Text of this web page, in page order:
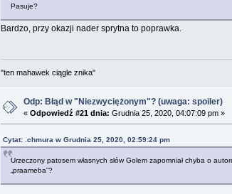
Pasuje?
Bardzo, przy okazji nader sprytna to poprawka.
"ten mahawek ciągle znika"
Odp: Błąd w "Niezwyciężonym"? (uwaga: spoiler)
« Odpowiedź #21 dnia: Grudnia 25, 2020, 04:07:09 pm »
Cytat: .chmura w Grudnia 25, 2020, 02:59:24 pm
Urzeczony patosem własnych słów Golem zapomniał chyba o
„praameba”?